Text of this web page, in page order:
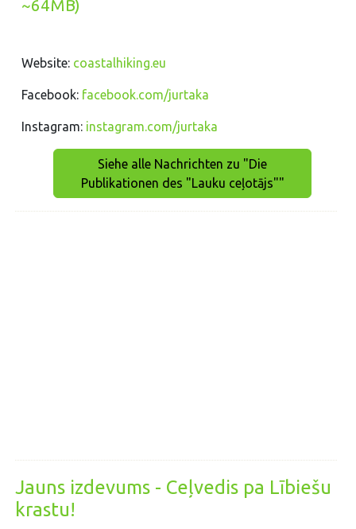
~64MB)
Website: coastalhiking.eu
Facebook: facebook.com/jurtaka
Instagram: instagram.com/jurtaka
Siehe alle Nachrichten zu "Die
Publikationen des "Lauku ceļotājs""
Jauns izdevums - Ceļvedis pa Lībiešu
krastu!